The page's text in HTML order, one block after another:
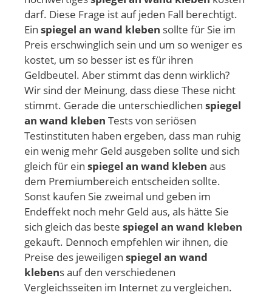
darf. Diese Frage ist auf jeden Fall berechtigt.
Ein spiegel an wand kleben sollte für Sie im
Preis erschwinglich sein und um so weniger es
kostet, um so besser ist es für ihren
Geldbeutel. Aber stimmt das denn wirklich?
Wir sind der Meinung, dass diese These nicht
stimmt. Gerade die unterschiedlichen spiegel
an wand kleben Tests von seriösen
Testinstituten haben ergeben, dass man ruhig
ein wenig mehr Geld ausgeben sollte und sich
gleich für ein spiegel an wand kleben aus
dem Premiumbereich entscheiden sollte.
Sonst kaufen Sie zweimal und geben im
Endeffekt noch mehr Geld aus, als hätte Sie
sich gleich das beste spiegel an wand kleben
gekauft. Dennoch empfehlen wir ihnen, die
Preise des jeweiligen spiegel an wand
klebens auf den verschiedenen
Vergleichsseiten im Internet zu vergleichen.